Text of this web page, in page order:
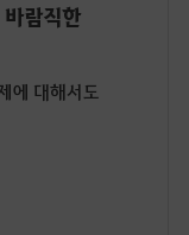
람직한
에 대해서도